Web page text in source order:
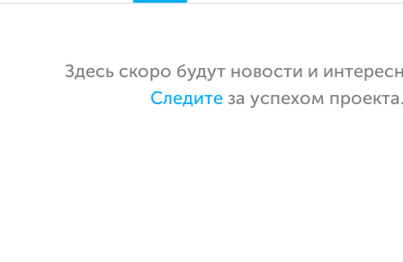
Здесь скоро будут новости и
Следите за успехом